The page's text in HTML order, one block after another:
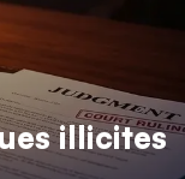
illicites